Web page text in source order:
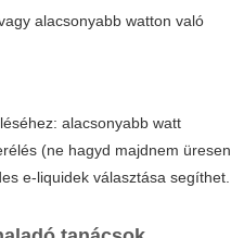
alacsonyabb watton való
alacsonyabb watt
(ne hagyd majdnem üresen
e-liquidek választása segíthet.